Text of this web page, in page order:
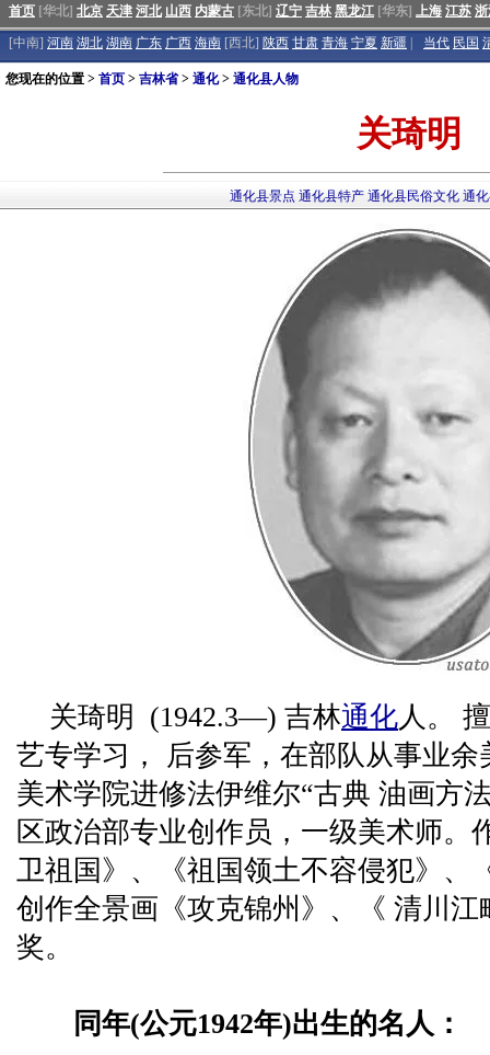
首页 [华北] 北京 天津 河北 山西 内蒙古 [东北] 辽宁 吉林 黑龙江 [华东] 上海 江苏
[中南] 河南 湖北 湖南 广东 广西 海南 [西北] 陕西 甘肃 青海 宁夏 新疆 当代 民国
您现在的位置 > 首页 > 吉林省> 通化> 通化县人物
关琦明
通化县景点 通化县特产 通化县民俗文化 通
关琦明 (1942.3—) 吉林通化人。
艺专学习， 后参军，在部队从事业余
美术学院进修法伊维尔“古典 油画方
区政治部专业创作员，一级美术师。
卫祖国》、《祖国领土不容侵犯》、
创作全景画《攻克锦州》、《 清川
奖。
同年(公元1942年)出生的名人：